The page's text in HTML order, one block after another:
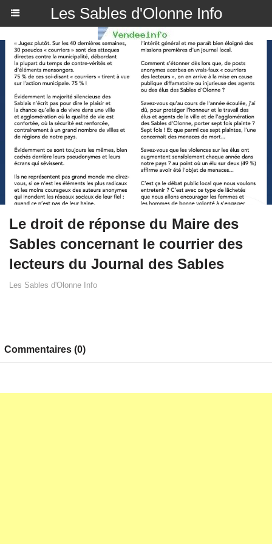
Les Sables d'Olonne Info
Le droit de réponse du Maire des
Sables concernant le courrier des
lecteurs du Journal des Sables
Les Sables d'Olonne Info
Commentaires (0)